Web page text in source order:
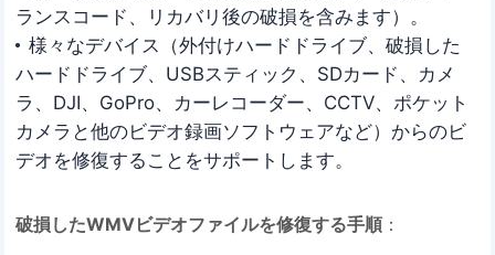
ランスコード、リカバリ後の破損を含みます）。
様々なデバイス（外付けハードドライブ、破損した
ハードドライブ、USBスティック、SDカード、カメ
ラ、DJI、GoPro、カーレコーダー、CCTV、ポケット
カメラと他のビデオ録画ソフトウェアなど）からのビ
デオを修復することをサポートします。
破損したWMVビデオファイルを修復する手順 ：